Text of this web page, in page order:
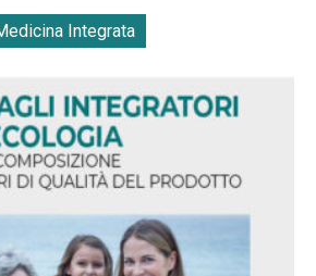
Integrata